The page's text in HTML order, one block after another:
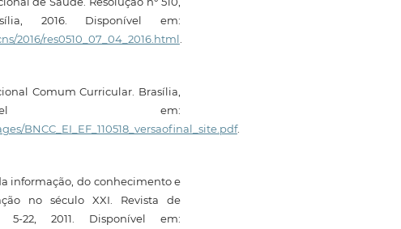
2016. Disponível em:
2016/res0510_07_04_2016.html.
Comum Curricular. Brasília,
em:
BNCC_EI_EF_110518_versaofinal_site.pdf.
informação, do conhecimento e
no século XXI. Revista de
22, 2011. Disponível em: